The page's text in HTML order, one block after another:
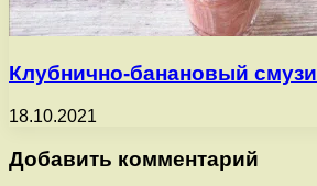
Клубнично-банановый смузи
18.10.2021
Добавить комментарий